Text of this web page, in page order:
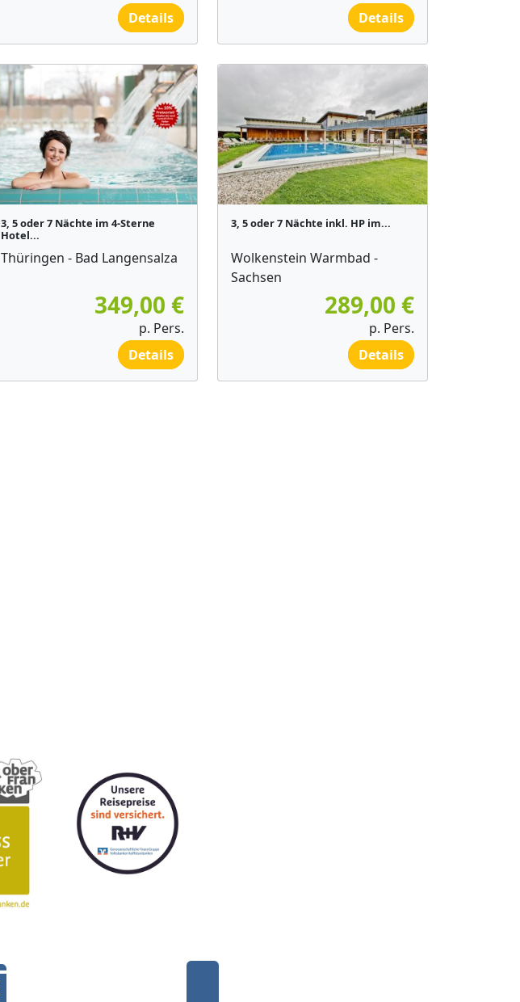
Details
Details
3, 5 oder 7 Nächte im 4-Sterne
Hotel...
Thüringen - Bad Langensalza
349,00 €
p. Pers.
Details
3, 5 oder 7 Nächte inkl. HP im...
Wolkenstein Warmbad -
Sachsen
289,00 €
p. Pers.
Details